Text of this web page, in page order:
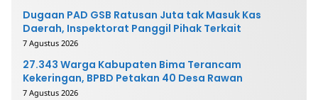
Dugaan PAD GSB Ratusan Juta tak Masuk Kas
Daerah, Inspektorat Panggil Pihak Terkait
7 Agustus 2026
27.343 Warga Kabupaten Bima Terancam
Kekeringan, BPBD Petakan 40 Desa Rawan
7 Agustus 2026